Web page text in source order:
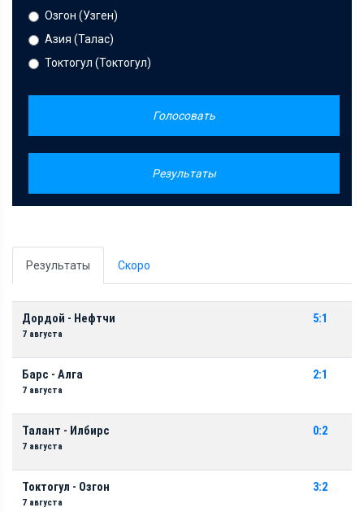
Озгон (Узген)
Азия (Талас)
Токтогул (Токтогул)
Голосовать
Результаты
Результаты Скоро
Дордой - Нефтчи
7 августа
5:1
Барс - Алга
7 августа
2:1
Талант - Илбирс
7 августа
0:2
Токтогул - Озгон
7 августа
3:2